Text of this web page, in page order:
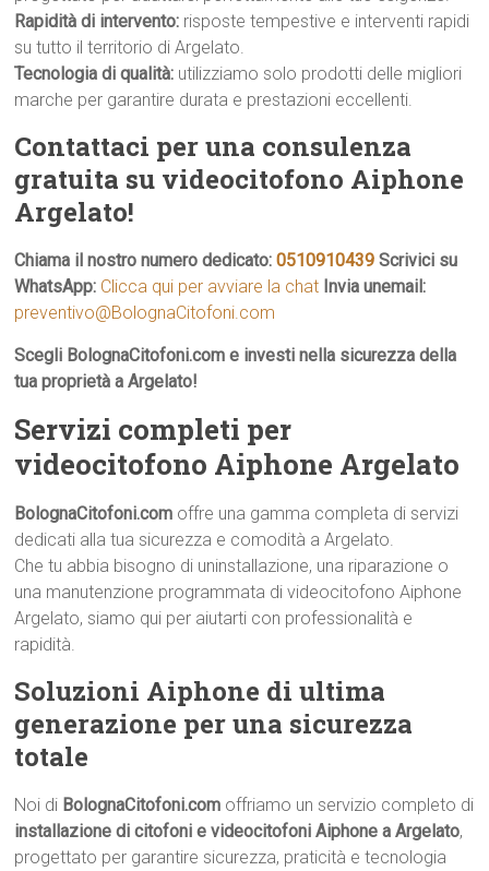
Rapidità di intervento: risposte tempestive e interventi rapidi
su tutto il territorio di Argelato.
Tecnologia di qualità: utilizziamo solo prodotti delle migliori
marche per garantire durata e prestazioni eccellenti.
Contattaci per una consulenza
gratuita su videocitofono Aiphone
Argelato!
Chiama il nostro numero dedicato:0510910439 Scrivici su
WhatsApp: Clicca qui per avviare la chat Invia unemail:
preventivo@BolognaCitofoni.com
Scegli BolognaCitofoni.com e investi nella sicurezza della
tua proprietà a Argelato!
Servizi completi per
videocitofono Aiphone Argelato
BolognaCitofoni.com offre una gamma completa di servizi
dedicati alla tua sicurezza e comodità a Argelato.
Che tu abbia bisogno di uninstallazione, una riparazione o
una manutenzione programmata di videocitofono Aiphone
Argelato, siamo qui per aiutarti con professionalità e
rapidità.
Soluzioni Aiphone di ultima
generazione per una sicurezza
totale
Noi di BolognaCitofoni.com offriamo un servizio completo di
installazione di citofoni e videocitofoni Aiphone a Argelato,
progettato per garantire sicurezza, praticità e tecnologia